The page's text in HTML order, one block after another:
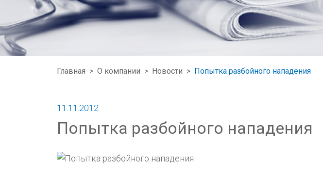
Главная > О компании > Новости > Попытка разбойного нападения
11.11.2012
Попытка разбойного нападения